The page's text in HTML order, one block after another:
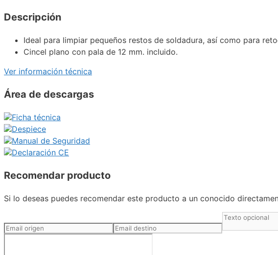
Descripción
Ideal para limpiar pequeños restos de soldadura, así como para
Cincel plano con pala de 12 mm. incluido.
Ver información técnica
Área de descargas
Ficha técnica
Despiece
Manual de Seguridad
Declaración CE
Recomendar producto
Si lo deseas puedes recomendar este producto a un conocido